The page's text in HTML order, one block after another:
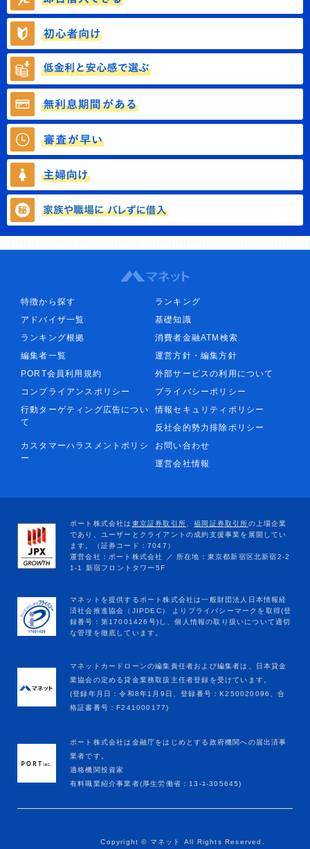
特徴から探す
ランキング
アドバイザ一覧
基礎知識
ランキング根拠
消費者金融ATM検索
編集者一覧
運営方針・編集方針
PORT会員利用規約
外部サービスの利用について
コンプライアンスポリシー
プライバシーポリシー
行動ターゲティング広告につい
て
情報セキュリティポリシー
反社会的勢力排除ポリシー
カスタマーハラスメントポリシ
ー
お問い合わせ
運営会社情報
マネットカードローンの編集責任者および編集者は、日本貸金
業協会の定める貸金業務取扱主任者登録を受けています。
(登録年月日：令和8年1月9日、登録番号：K250020096、合
格証書番号：F241000177)
ポート株式会社は金融庁をはじめとする政府機関への届出済事
業者です。
適格機関投資家
有料職業紹介事業者(厚生労働省：13-ﾕ-305645)